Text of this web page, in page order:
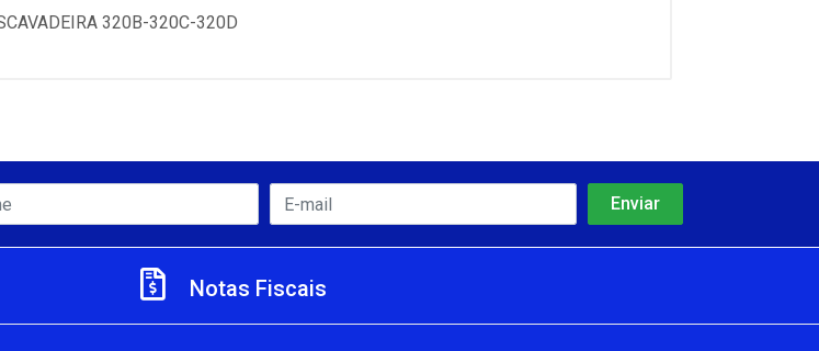
320B-320C-320D
Notas Fiscais